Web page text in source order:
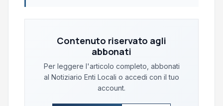
Contenuto riservato agli
abbonati
Per leggere l'articolo completo, abbonati
al Notiziario Enti Locali o accedi con il tuo
account.